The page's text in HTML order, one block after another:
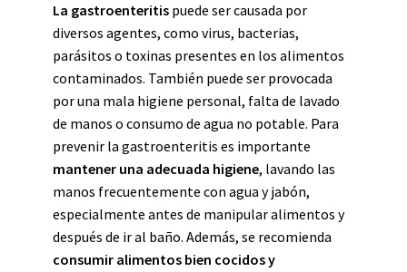
La gastroenteritis puede ser causada por
diversos agentes, como virus, bacterias,
parásitos o toxinas presentes en los alimentos
contaminados. También puede ser provocada
por una mala higiene personal, falta de lavado
de manos o consumo de agua no potable. Para
prevenir la gastroenteritis es importante
mantener una adecuada higiene, lavando las
manos frecuentemente con agua y jabón,
especialmente antes de manipular alimentos y
después de ir al baño. Además, se recomienda
consumir alimentos bien cocidos y